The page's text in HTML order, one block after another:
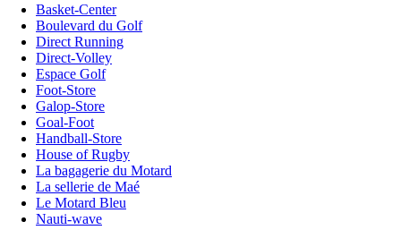
Basket-Center
Boulevard du Golf
Direct Running
Direct-Volley
Espace Golf
Foot-Store
Galop-Store
Goal-Foot
Handball-Store
House of Rugby
La bagagerie du Motard
La sellerie de Maé
Le Motard Bleu
Nauti-wave